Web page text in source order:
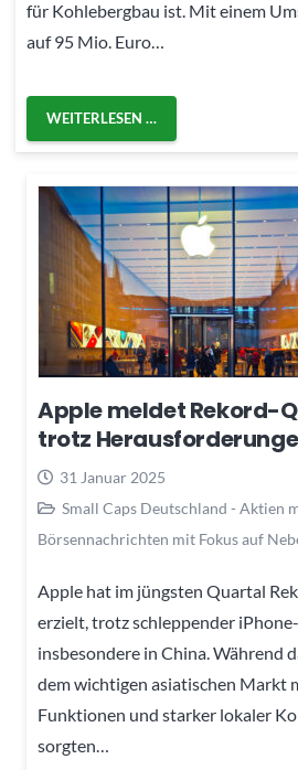
für Kohlebergbau ist. Mit einem
auf 95 Mio. Euro…
WEITERLESEN …
Apple meldet Rekord-
trotz
31 Januar 2025
Small Caps Deutschland - Aktien
Börsennachrichten mit Fokus auf
Apple hat im jüngsten Quartal
erzielt, trotz schleppender
insbesondere in China. Während
dem wichtigen asiatischen Markt
Funktionen und starker lokaler
sorgten…